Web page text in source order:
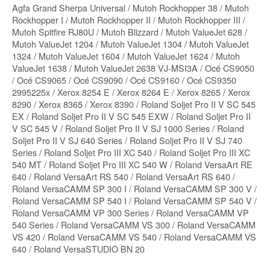
Agfa Grand Sherpa Universal / Mutoh Rockhopper 38 / Mutoh
Rockhopper I / Mutoh Rockhopper II / Mutoh Rockhopper III /
Mutoh Spitfire RJ80U / Mutoh Blizzard / Mutoh ValueJet 628 /
Mutoh ValueJet 1204 / Mutoh ValueJet 1304 / Mutoh ValueJet
1324 / Mutoh ValueJet 1604 / Mutoh ValueJet 1624 / Mutoh
ValueJet 1638 / Mutoh ValueJet 2638 VJ-MSI3A / Océ CS9050
/ Océ CS9065 / Océ CS9090 / Océ CS9160 / Océ CS9350
2995225x / Xerox 8254 E / Xerox 8264 E / Xerox 8265 / Xerox
8290 / Xerox 8365 / Xerox 8390 / Roland Soljet Pro II V SC 545
EX / Roland Soljet Pro II V SC 545 EXW / Roland Soljet Pro II
V SC 545 V / Roland Soljet Pro II V SJ 1000 Series / Roland
Soljet Pro II V SJ 640 Series / Roland Soljet Pro II V SJ 740
Series / Roland Soljet Pro III XC 540 / Roland Soljet Pro III XC
540 MT / Roland Soljet Pro III XC 540 W / Roland VersaArt RE
640 / Roland VersaArt RS 540 / Roland VersaArt RS 640 /
Roland VersaCAMM SP 300 I / Roland VersaCAMM SP 300 V /
Roland VersaCAMM SP 540 I / Roland VersaCAMM SP 540 V /
Roland VersaCAMM VP 300 Series / Roland VersaCAMM VP
540 Series / Roland VersaCAMM VS 300 / Roland VersaCAMM
VS 420 / Roland VersaCAMM VS 540 / Roland VersaCAMM VS
640 / Roland VersaSTUDIO BN 20